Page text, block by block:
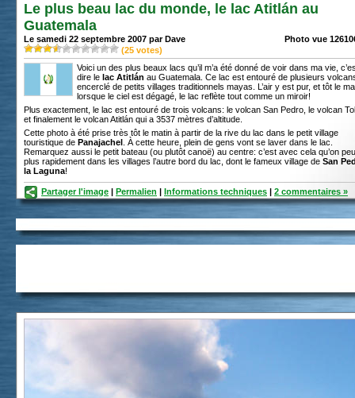
Le plus beau lac du monde, le lac Atitlán au
Guatemala
Photo vue
Le samedi 22 septembre 2007 par Dave
(25 votes)
Voici un des plus beaux lacs qu’il m’a été donné de voir dans ma vie,
dire le lac Atitlán au Guatemala. Ce lac est entouré de plusieurs
encerclé de petits villages traditionnels mayas. L’air y est pur, et tôt le
lorsque le ciel est dégagé, le lac reflète tout comme un miroir!
Plus exactement, le lac est entouré de trois volcans: le volcan San Pedro le volcan
et finalement le volcanAtitlán qui a 3537 mètres d’altitude.
Cette photo à été prise très tôt le matin à partir de la rive du lac dans le petit village
touristique de Panajachel . À cette heure, plein de gens vont se laver dans le lac.
Remarquez aussi le petit bateau (ou plutôt canoë) au centre: c’est avec cela qu’on
plus rapidement dans les villages l’autre bord du lac, dont le fameux village de San
la Laguna!
Partager l'image | Permalien | Informations techniques | 2 commentaires »